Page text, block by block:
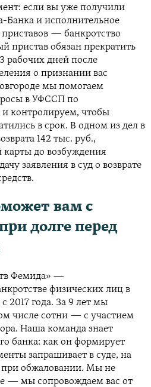
если вы уже получили
Банка и исполнительное
— банкротство
пристав обязан прекратить
рабочих дней после
о признании вас
мы помогаем
в УФССП по
контролируем, чтобы
в срок. В одном из дел в
142 тыс. руб.,
карты до возбуждения
заявления в суд о возврате
вам с
долге перед
Фемида» —
физических лиц в
2017 года. За 9 лет мы
числе сотни — с участием
Наша команда знает
банка: как он формирует
запрашивает в суде, на
при обжаловании. Мы не
— мы сопровождаем вас от